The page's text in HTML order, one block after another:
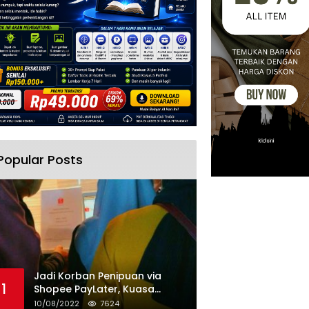
Posts
1
Jadi Korban Penipuan via
Shopee PayLater, Kuasa
Hukum Minta Penangguhan
10/08/2022 7624